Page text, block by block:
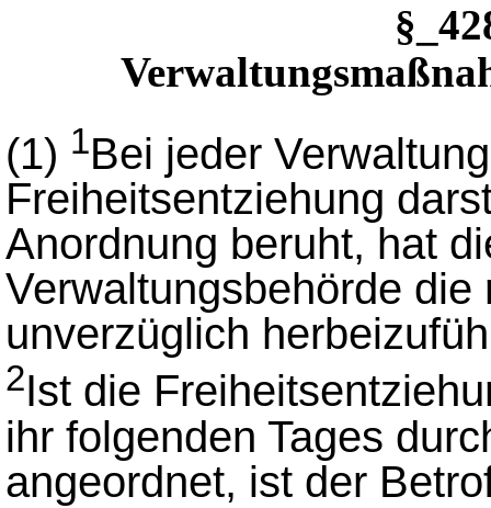
(1) 1Bei jeder
Freiheitsentziehung
Anordnung beruht, hat
Verwaltungsbehörde
unverzüglich
2Ist die
ihr folgenden Tages
angeordnet, ist der